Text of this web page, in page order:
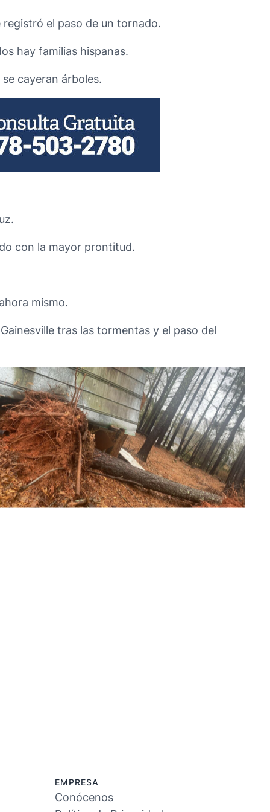
el paso de un tornado.
hay familias hispanas.
cayeran árboles.
con la mayor prontitud.
mismo.
tras las tormentas y el paso del
No Caption
EMPRESA
Conócenos